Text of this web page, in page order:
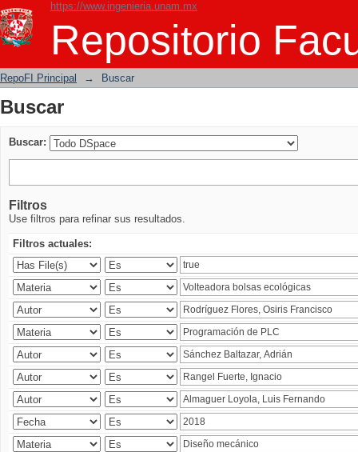
https://www.ingenieria.unam.mx
Repositorio
Buscar
RepoFI Principal → Buscar
Buscar
Buscar:
Filtros
Use filtros para refinar sus resultados.
Filtros actuales: